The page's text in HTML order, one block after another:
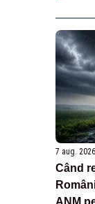
7 aug.
Când